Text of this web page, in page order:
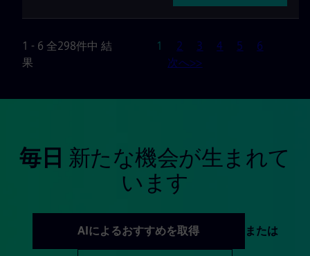
1 - 6 全298件中 結
果
ページ
1 2 3 4 5
6
次へ>>
毎日 新たな機会が生まれて
います
AIによるおすすめを取得 または